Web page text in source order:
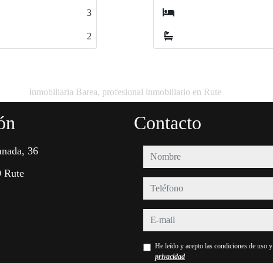
3
2
Inmobiliaria Barea, profesional inmobiliario en Rute
36
Rute
Contacto
nombre
teléfono
e-mail
He leído y acepto las condiciones de uso y
privacidad